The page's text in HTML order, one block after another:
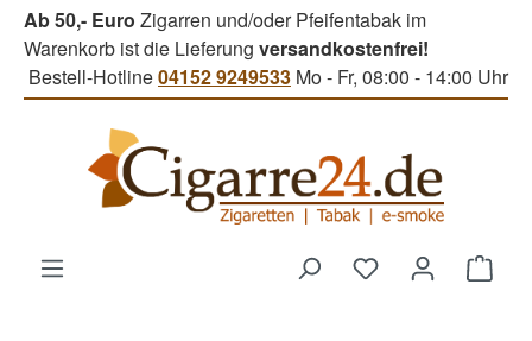
Zum Hauptinhalt springen
Ab 50,- Euro Zigarren und/oder Pfeifentabak im
Warenkorb ist die Lieferung versandkostenfrei!
Bestell-Hotline04152 9249533 Mo - Fr, 08:00 - 14:00 Uhr
Du hast 0